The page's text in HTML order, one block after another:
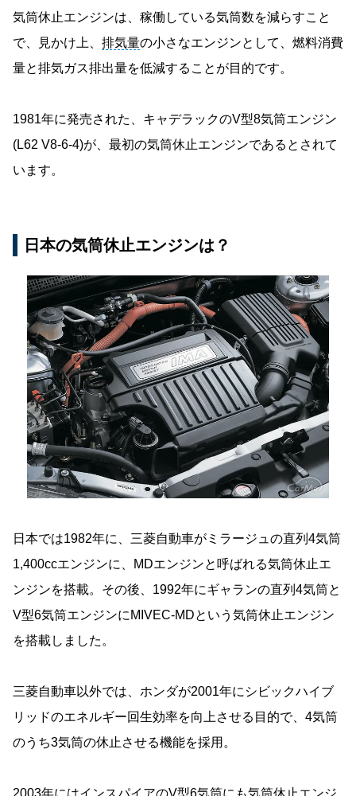
気筒休止エンジンは、稼働している気筒数を減らすこと
で、見かけ上、 排気量の小さなエンジンとして、燃料消費
量と排気ガス排出量を低減することが目的です。
1981年に発売された、キャデラックのV型8気筒エンジン
(L62 V8-6-4)が、最初の気筒休止エンジンであるとされて
います。
日本の気筒休止エンジンは？
日本では1982年に、三菱自動車がミラージュの直列4気筒
1,400ccエンジンに、MDエンジンと呼ばれる気筒休止エ
ンジンを搭載。その後、1992年にギャランの直列4気筒と
V型6気筒エンジンにMIVEC-MDという気筒休止エンジン
を搭載しました。
三菱自動車以外では、ホンダが2001年にシビックハイブ
リッドのエネルギー回生効率を向上させる目的で、4気筒
のうち3気筒の休止させる機能を採用。